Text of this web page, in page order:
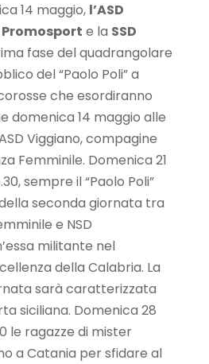
14 maggio, l’ASD
Promosport e la SSD
fase del quadrangolare
del “Paolo Poli” a
che esordiranno
domenica 14 maggio alle
Viggiano, compagine
Femminile. Domenica 21
sempre il “Paolo Poli”
seconda giornata tra
e NSD
militante nel
della Calabria. La
sarà caratterizzata
siciliana. Domenica 28
le ragazze di mister
a Catania per sfidare al